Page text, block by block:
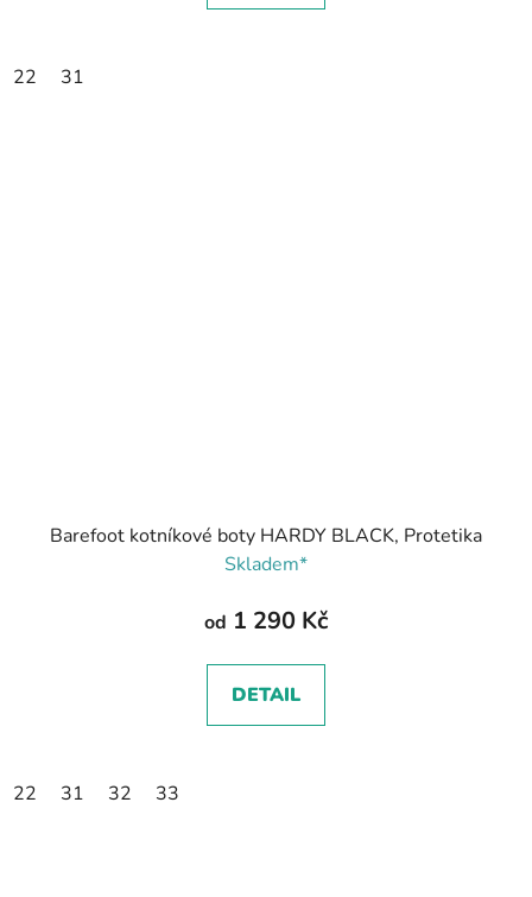
22 31
Barefoot kotníkové boty HARDY BLACK, Protetika
Skladem*
od 1 290 Kč
DETAIL
22 31 32 33